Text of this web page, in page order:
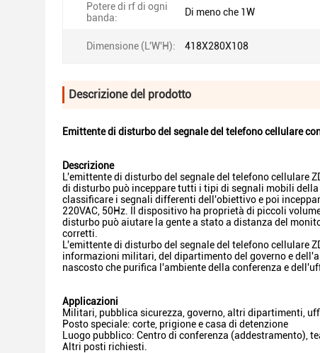
Potere di rf di ogni
banda:
Di meno che 1W
Dimensione (L'W'H): 418X280X108
Descrizione del prodotto
Emittente di disturbo del segnale del telefono cellulare
Descrizione
L'emittente di disturbo del segnale del telefono cellulare
di disturbo può inceppare tutti i tipi di segnali mobili
classificare i segnali differenti dell'obiettivo e poi
220VAC, 50Hz. Il dispositivo ha proprietà di piccoli
disturbo può aiutare la gente a stato a distanza del
corretti.
L'emittente di disturbo del segnale del telefono cellulare
informazioni militari, del dipartimento del governo e
nascosto che purifica l'ambiente della conferenza e
Applicazioni
Militari, pubblica sicurezza, governo, altri dipartimenti,
Posto speciale: corte, prigione e casa di detenzione
Luogo pubblico: Centro di conferenza (addestramento),
Altri posti richiesti.